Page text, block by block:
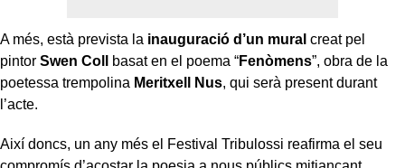
A més, està prevista la inauguració d’un mural creat pel
pintor Swen Coll basat en el poema “Fenòmens”, obra de la
poetessa trempolina Meritxell Nus, qui serà present durant
l’acte.
Així doncs, un any més el Festival Tribulossi reafirma el seu